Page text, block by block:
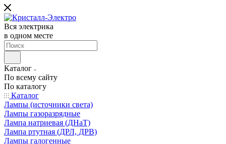
Вся электрика
в одном месте
Каталог
По всему сайту
По каталогу
Каталог
Лампы (источники света)
Лампы газоразрядные
Лампа натриевая (ДНаТ)
Лампа ртутная (ДРЛ, ДРВ)
Лампы галогенные